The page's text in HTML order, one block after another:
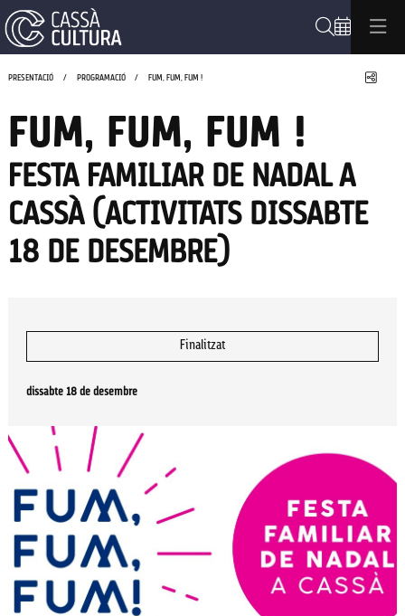
PRESENTACIÓ PROGRAMACIÓ FUM, FUM, FUM !
FUM, FUM, FUM !
FESTA FAMILIAR DE NADAL A
CASSÀ (ACTIVITATS DISSABTE
18 DE DESEMBRE)
Finalitzat
dissabte 18 de desembre